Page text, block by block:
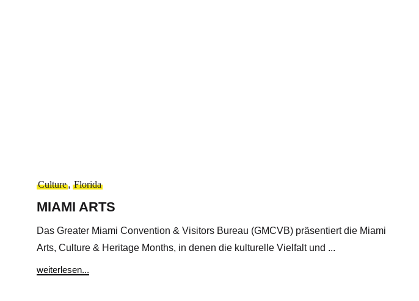
Culture, Florida
MIAMI ARTS
Das Greater Miami Convention & Visitors Bureau (GMCVB) präsentiert die Miami
Arts, Culture & Heritage Months, in denen die kulturelle Vielfalt und ...
weiterlesen...